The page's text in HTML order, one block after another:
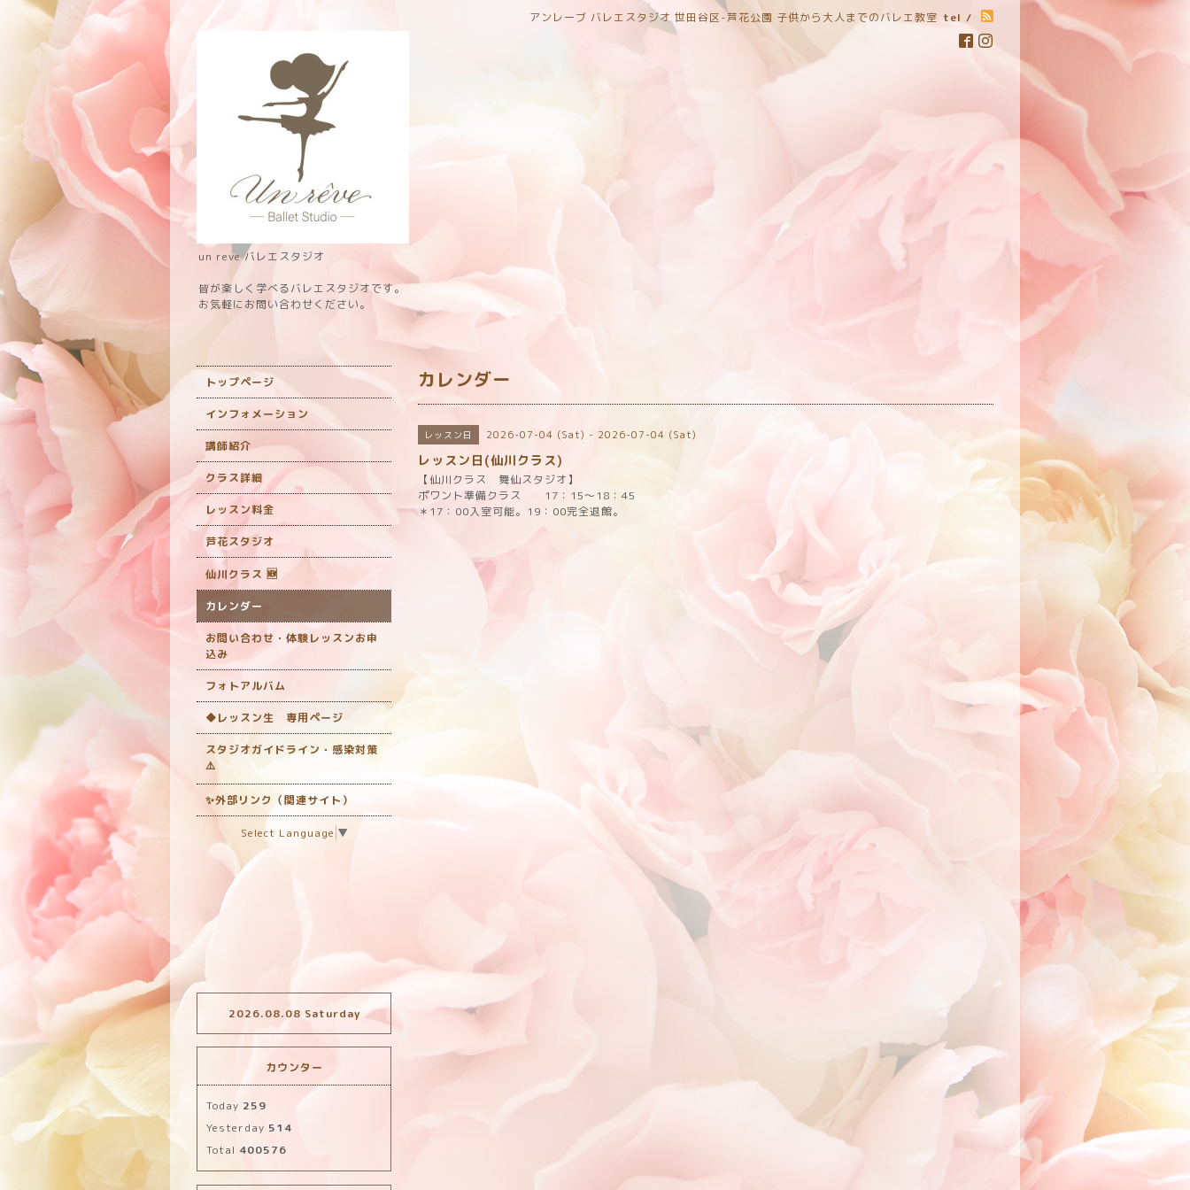
アンレーブ バレエスタジオ 世田谷区-芦花公園 子供から大人までのバレエ教室 tel /
un reve バレエスタジオ
皆が楽しく学べるバレエスタジオです。
お気軽にお問い合わせください。
カレンダー
レッスン日 2026-07-04 (Sat) - 2026-07-04 (Sat)
レッスン日(仙川クラス)
【仙川クラス 舞仙スタジオ】
ポワント準備クラス 17：15～18：45
＊17：00入室可能。19：00完全退館。
トップページ
インフォメーション
講師紹介
クラス詳細
レッスン料金
芦花スタジオ
仙川クラス 🆕
カレンダー
お問い合わせ・体験レッスンお申
込み
フォトアルバム
◆レッスン生 専用ページ
スタジオガイドライン・感染対策
‎⚠️
✨外部リンク（関連サイト）
Select Language ▼
2026.08.08 Saturday
カウンター
Today 259
Yesterday 514
Total 400576